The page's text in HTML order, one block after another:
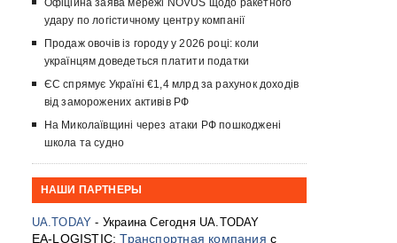
Офіційна заява мережі NOVUS щодо ракетного
удару по логістичному центру компанії
Продаж овочів із городу у 2026 році: коли
українцям доведеться платити податки
ЄС спрямує Україні €1,4 млрд за рахунок доходів
від заморожених активів РФ
На Миколаївщині через атаки РФ пошкоджені
школа та судно
НАШИ ПАРТНЕРЫ
UA.TODAY - Украина Сегодня UA.TODAY
EA-LOGISTIC:Транспортная компания с